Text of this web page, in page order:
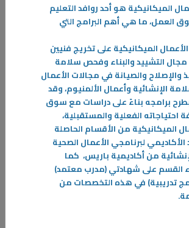
إلى دعم الشباب في شتى المجالات وذلك ترجمةً
البلاد الراحل الشيخ صباح الأحمد الجابر
الميكانيكية هو أحد روافد التعليم
العمل، ما هي أهم البرامج التي
الميكانيكية على تخريج فنيين
التشييد والبناء وفحص سلامة
والإصلاح والصيانة في مجالات الأعمال
الإنشائية وأعمال الألمنيوم، وقد
برامجه بناءً على دراسات مع سوق
احتياجاته الفعلية والمستقبلية،
الميكانيكية من الأقسام الحاصلة
الأكاديمي لبرنامجي الأعمال الصحية
من أكاديمية باريس، كما
القسم على شهادتي (مدرب معتمد)
تدريبية) في هذه التخصصات من
.